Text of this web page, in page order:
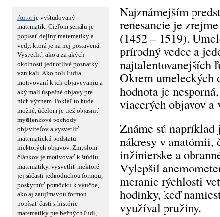
Autorje vyštudovaný
matematik. Cieľom seriálu je
popísať dejiny matematiky a
vedy, ktorá je na nej postavená.
Vysvetliť, ako a za akých
okolností jednotlivé poznatky
vznikali. Ako boli ľudia
motivovaní k ich objavovaniu a
aký mali úspešné objavy pre
nich význam. Pokiaľ to bude
možné, účelom je tiež objasniť
myšlienkové pochody
objaviteľov a vysvetliť
matematickú podstatu
niektorých objavov. Zmyslom
článkov je motivovať k štúdiu
matematiky, vysvetliť niektoré
jej súčasti jednoduchou formou,
poskytnúť pomôcku k výučbe,
ako aj zaujímavou formou
popísať časti z histórie
matematiky pre bežných ľudí,
Najznámejším
renesancie je
(1452 – 1519).
prírodný vedec a
najtalentovanejších
Okrem umeleckých
hodnota je
viacerých objavov a
Známe sú napríklad
nákresy v anatómii,
inžinierske a
Vylepšil
meranie rýchlosti
hodinky, keď
využíval pružiny.